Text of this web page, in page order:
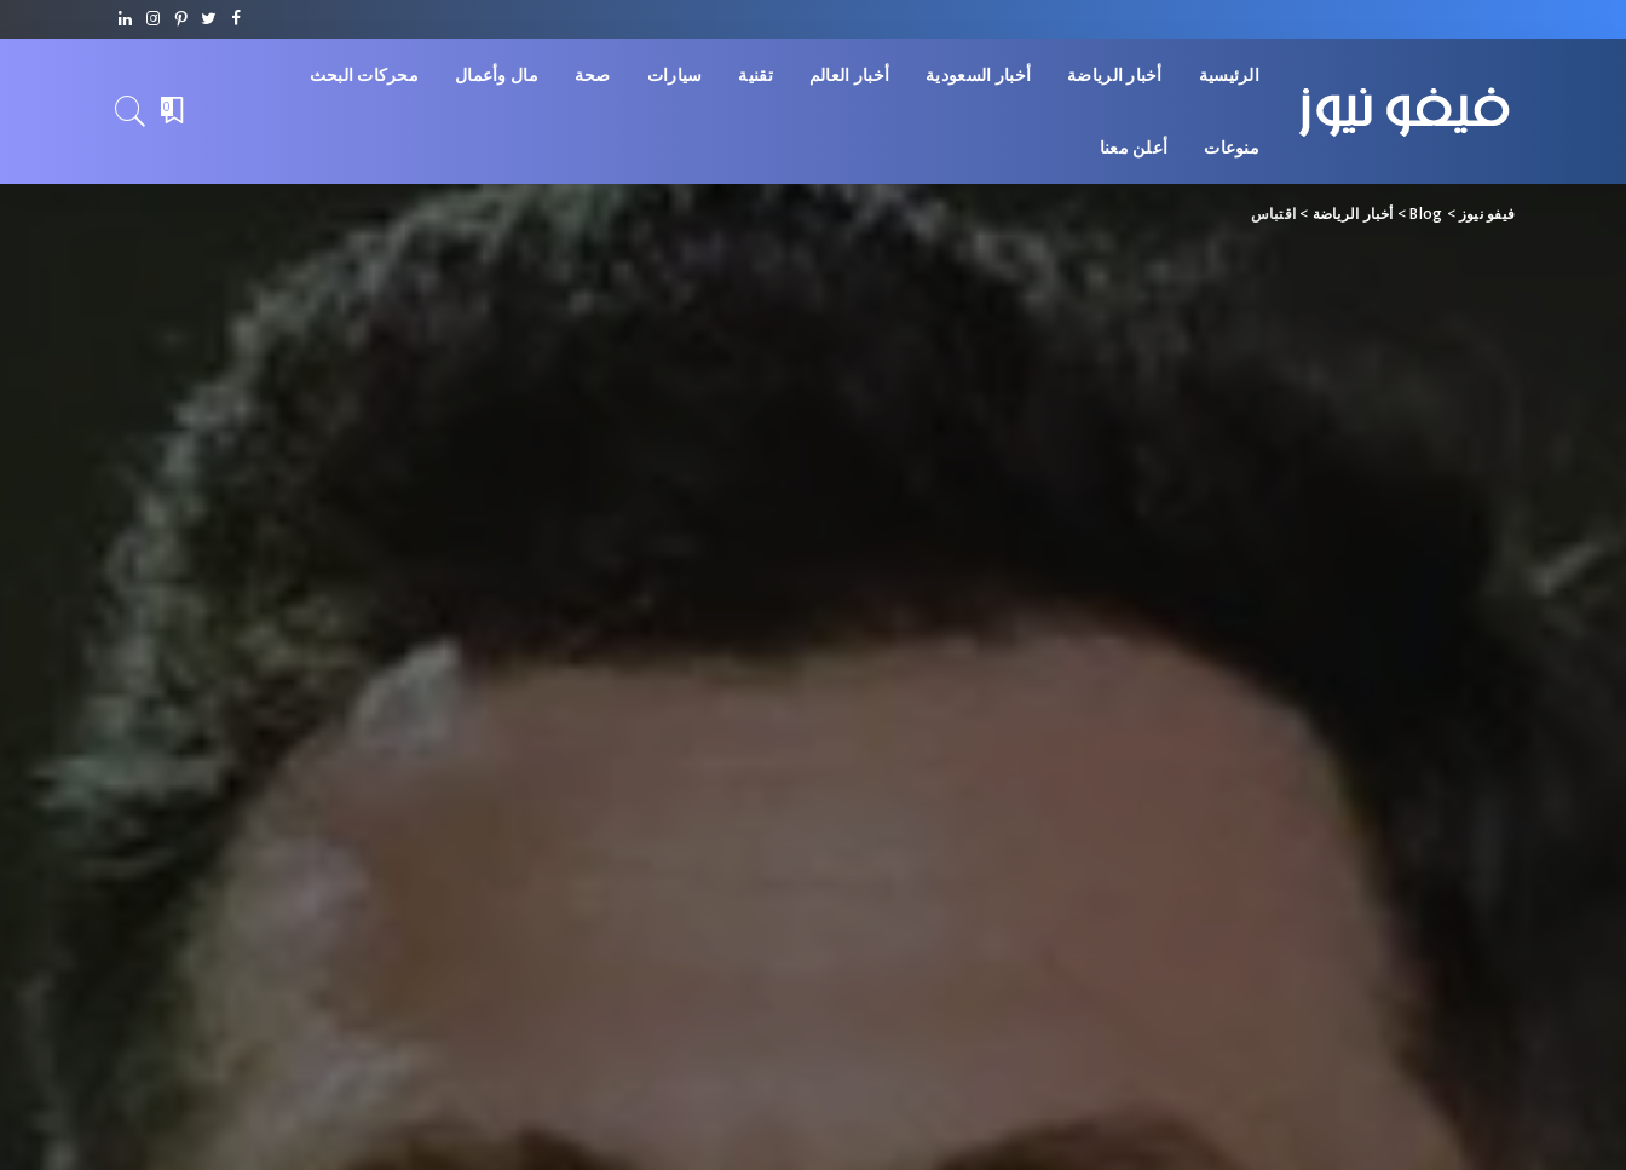
الرئيسية أخبار الرياضة أخبار السعودية أخبار العالم تقنية سيارات صحة مال وأعمال محركات البحث
منوعات أعلن معنا
0
فيفو نيوز >
Blog
> أخبار الرياضة > اقتباس